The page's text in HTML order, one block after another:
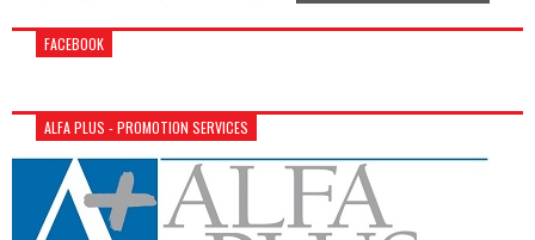
FACEBOOK
ALFA PLUS - PROMOTION SERVICES